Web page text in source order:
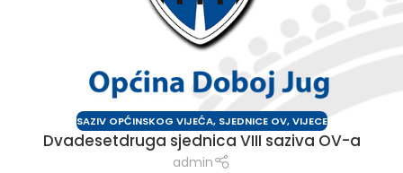
SAZIV OPĆINSKOG VIJEĆA, SJEDNICE OV,VIJECE
Dvadesetdruga sjednica VIII saziva OV-a
admin